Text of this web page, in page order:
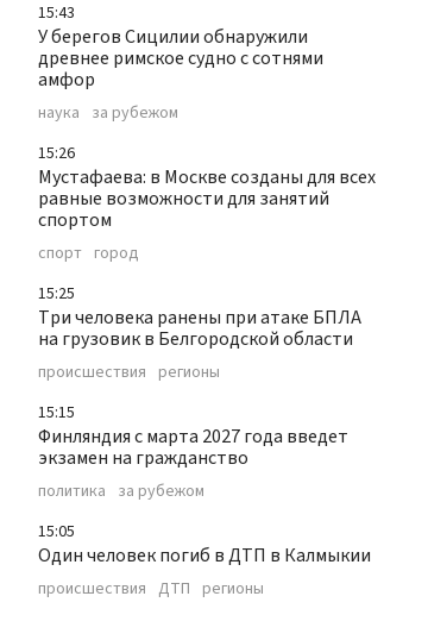
15:43
У берегов Сицилии обнаружили
древнее римское судно с сотнями
амфор
наука за рубежом
15:26
Мустафаева: в Москве созданы для всех
равные возможности для занятий
спортом
спорт город
15:25
Три человека ранены при атаке БПЛА
на грузовик в Белгородской области
происшествия регионы
15:15
Финляндия с марта 2027 года введет
экзамен на гражданство
политика за рубежом
15:05
Один человек погиб в ДТП в Калмыкии
происшествия ДТП регионы